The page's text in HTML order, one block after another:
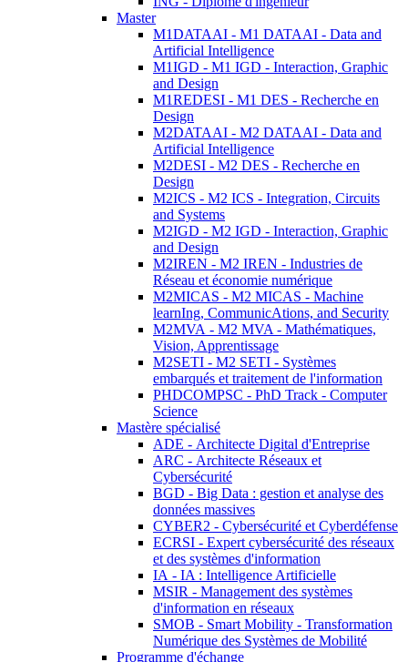
Master
M1DATAAI - M1 DATAAI - Data and
Artificial Intelligence
M1IGD - M1 IGD - Interaction, Graphic
and Design
M1REDESI - M1 DES - Recherche en
Design
M2DATAAI - M2 DATAAI - Data and
Artificial Intelligence
M2DESI - M2 DES - Recherche en
Design
M2ICS - M2 ICS - Integration, Circuits
and Systems
M2IGD - M2 IGD - Interaction, Graphic
and Design
M2IREN - M2 IREN - Industries de
Réseau et économie numérique
M2MICAS - M2 MICAS - Machine
learnIng, CommunicAtions, and Security
M2MVA - M2 MVA - Mathématiques,
Vision, Apprentissage
M2SETI - M2 SETI - Systèmes
embarqués et traitement de l'information
PHDCOMPSC - PhD Track - Computer
Science
Mastère spécialisé
ADE - Architecte Digital d'Entreprise
ARC - Architecte Réseaux et
Cybersécurité
BGD - Big Data : gestion et analyse des
données massives
CYBER2 - Cybersécurité et Cyberdéfense
ECRSI - Expert cybersécurité des réseaux
et des systèmes d'information
IA - IA : Intelligence Artificielle
MSIR - Management des systèmes
d'information en réseaux
SMOB - Smart Mobility - Transformation
Numérique des Systèmes de Mobilité
Programme d'échange